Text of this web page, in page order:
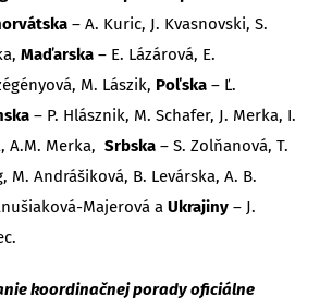
– A. Kuric, J. Kvasnovski, S.
Maďarska – E. Lázárová, E.
M. Lászik, Poľska – Ľ.
– P. Hlásznik, M. Schafer, J. Merka, I.
A.M. Merka, Srbska – S. Zolňanová, T.
M. Andrášiková, B. Levárska, A. B.
Majerová a Ukrajiny – J.
koordinačnej porady oficiálne